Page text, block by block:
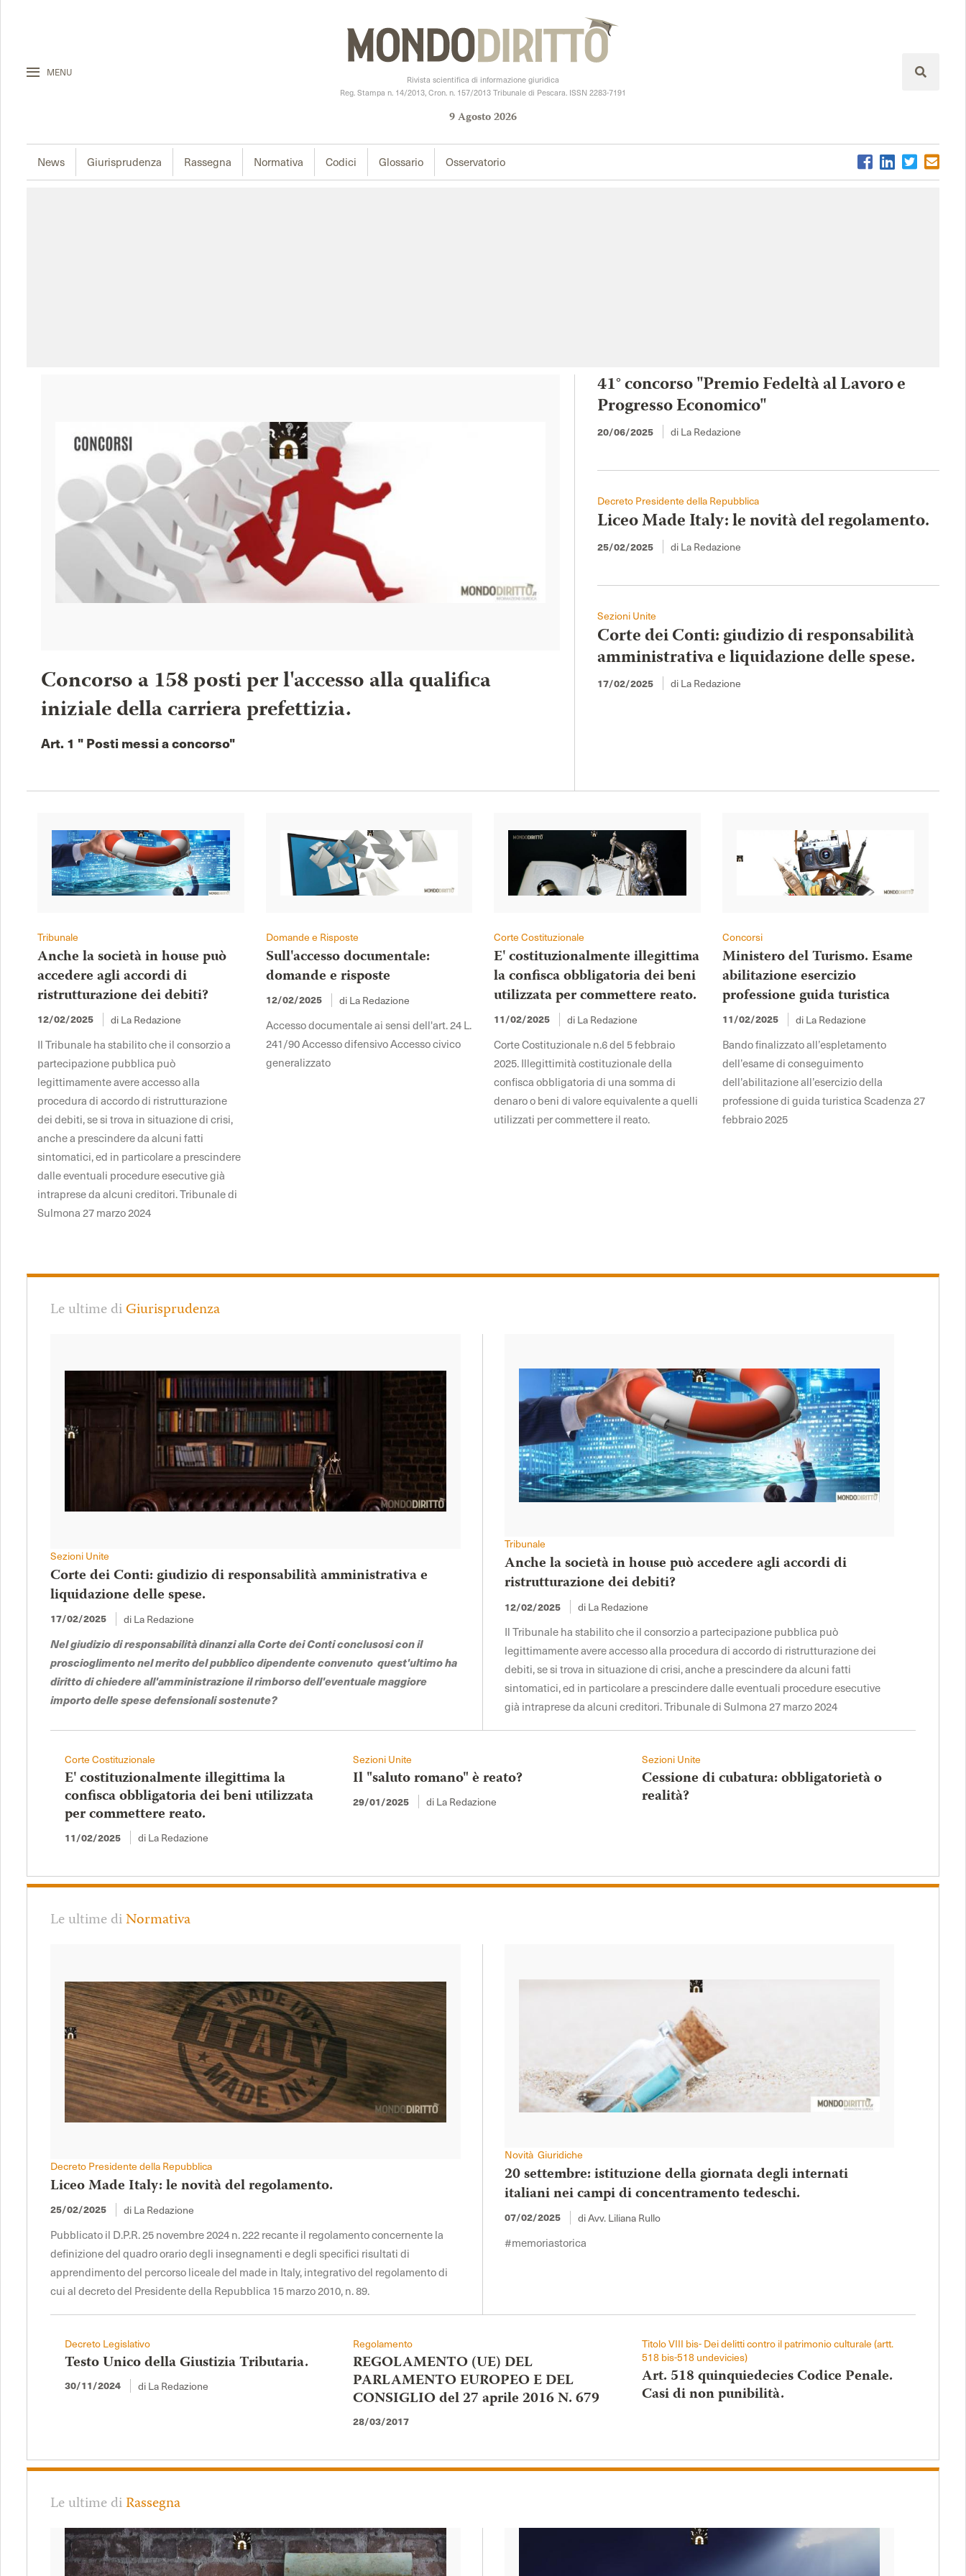
MENU
Rivista scientifica di informazione giuridica
Reg. Stampa n. 14/2013, Cron. n. 157/2013 Tribunale di Pescara. ISSN 2283-7191
9Agosto2026
News Giurisprudenza Rassegna Normativa Codici Glossario Osservatorio
Concorso a 158 posti per l'accesso alla qualifica
iniziale della carriera prefettizia.
Art. 1 " Posti messi a concorso"
41° concorso "Premio Fedeltà al Lavoro e
Progresso Economico"
20/06/2025 di La Redazione
Decreto Presidente della Repubblica
Liceo Made Italy: le novità del regolamento.
25/02/2025 di La Redazione
Sezioni Unite
Corte dei Conti: giudizio di responsabilità
amministrativa e liquidazione delle spese.
17/02/2025 di La Redazione
Tribunale
Anche la società in house può
accedere agli accordi di
ristrutturazione dei debiti?
12/02/2025 di La Redazione
Il Tribunale ha stabilito che il consorzio a
partecipazione pubblica può
legittimamente avere accesso alla
procedura di accordo di ristrutturazione
dei debiti, se si trova in situazione di crisi,
anche a prescindere da alcuni fatti
sintomatici, ed in particolare a prescindere
dalle eventuali procedure esecutive già
intraprese da alcuni creditori. Tribunale di
Sulmona 27 marzo 2024
Domande e Risposte
Sull'accesso documentale:
domande e risposte
12/02/2025 di La Redazione
Accesso documentale ai sensi dell'art. 24 L.
241/90 Accesso difensivo Accesso civico
generalizzato
Corte Costituzionale
E' costituzionalmente illegittima
la confisca obbligatoria dei beni
utilizzata per commettere reato.
11/02/2025 di La Redazione
Corte Costituzionale n.6 del 5 febbraio
2025. Illegittimità costituzionale della
confisca obbligatoria di una somma di
denaro o beni di valore equivalente a quelli
utilizzati per commettere il reato.
Concorsi
Ministero del Turismo. Esame
abilitazione esercizio
professione guida turistica
11/02/2025 di La Redazione
Bando finalizzato all’espletamento
dell’esame di conseguimento
dell’abilitazione all’esercizio della
professione di guida turistica Scadenza 27
febbraio 2025
Le ultime diGiurisprudenza
Sezioni Unite
Corte dei Conti: giudizio di responsabilità amministrativa e
liquidazione delle spese.
17/02/2025
di La Redazione
Nel giudizio di responsabilità dinanzi alla Corte dei Conti conclusosi con il
proscioglimento nel merito del pubblico dipendente convenuto quest'ultimo ha
diritto di chiedere all'amministrazione il rimborso dell'eventuale maggiore
importo delle spese defensionali sostenute?
Tribunale
Anche la società in house può accedere agli accordi di
ristrutturazione dei debiti?
12/02/2025 di La Redazione
Il Tribunale ha stabilito che il consorzio a partecipazione pubblica può
legittimamente avere accesso alla procedura di accordo di ristrutturazione dei
debiti, se si trova in situazione di crisi, anche a prescindere da alcuni fatti
sintomatici, ed in particolare a prescindere dalle eventuali procedure esecutive
già intraprese da alcuni creditori. Tribunale di Sulmona 27 marzo 2024
Corte Costituzionale
E' costituzionalmente illegittima la
confisca obbligatoria dei beni utilizzata
per commettere reato.
11/02/2025 di La Redazione
Sezioni Unite
Il "saluto romano" è reato?
29/01/2025 di La Redazione
Sezioni Unite
Cessione di cubatura: obbligatorietà o
realità?
Le ultime diNormativa
Decreto Presidente della Repubblica
Liceo Made Italy: le novità del regolamento.
25/02/2025 di La Redazione
Pubblicato il D.P.R. 25 novembre 2024 n. 222 recante il regolamento concernente la
definizione del quadro orario degli insegnamenti e degli specifici risultati di
apprendimento del percorso liceale del made in Italy, integrativo del regolamento di
cui al decreto del Presidente della Repubblica 15 marzo 2010, n. 89.
Novità Giuridiche
20 settembre: istituzione della giornata degli internati
italiani nei campi di concentramento tedeschi.
07/02/2025 di Avv. Liliana Rullo
#memoriastorica
Decreto Legislativo
Testo Unico della Giustizia Tributaria.
30/11/2024 di La Redazione
Regolamento
REGOLAMENTO (UE) DEL
PARLAMENTO EUROPEO E DEL
CONSIGLIO del 27 aprile 2016 N. 679
28/03/2017
Titolo VIII bis- Dei delitti contro il patrimonio culturale (artt.
518 bis-518 undevicies)
Art. 518 quinquiedecies Codice Penale.
Casi di non punibilità.
Le ultime diRassegna